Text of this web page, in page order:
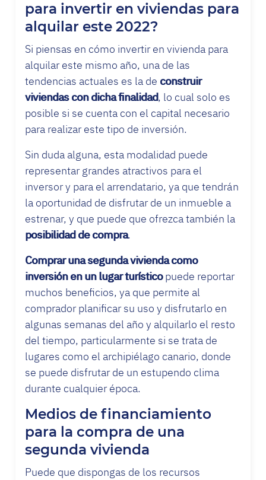
para invertir en viviendas para
alquilar este 2022?
Si piensas en cómo invertir en vivienda para
alquilar este mismo año, una de las
tendencias actuales es la de construir
viviendas con dicha finalidad, lo cual solo es
posible si se cuenta con el capital necesario
para realizar este tipo de inversión.
Sin duda alguna, esta modalidad puede
representar grandes atractivos para el
inversor y para el arrendatario, ya que tendrán
la oportunidad de disfrutar de un inmueble a
estrenar, y que puede que ofrezca también la
posibilidad de compra.
Comprar una segunda vivienda como
inversión en un lugar turísticopuede reportar
muchos beneficios, ya que permite al
comprador planificar su uso y disfrutarlo en
algunas semanas del año y alquilarlo el resto
del tiempo, particularmente si se trata de
lugares como el archipiélago canario, donde
se puede disfrutar de un estupendo clima
durante cualquier época.
Medios de financiamiento
para la compra de una
segunda vivienda
Puede que dispongas de los recursos